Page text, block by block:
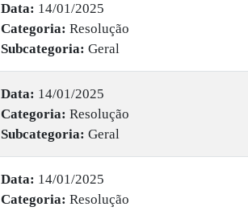
Data: 14/01/2025
Categoria: Resolução
Subcategoria: Geral
Data: 14/01/2025
Categoria: Resolução
Subcategoria: Geral
Data: 14/01/2025
Categoria: Resolução